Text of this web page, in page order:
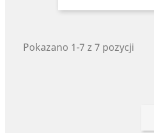
Pokazano 1-7 z 7 pozycji